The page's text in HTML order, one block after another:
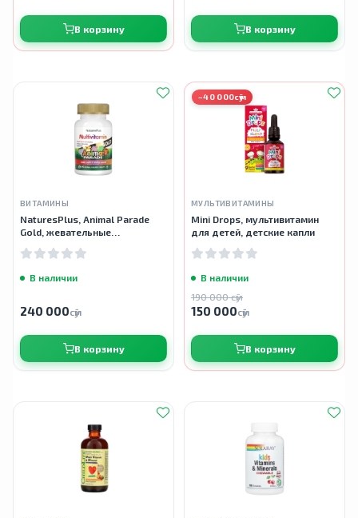
В корзину В корзину
ВИТАМИНЫ
NaturesPlus, Animal Parade
Gold, жевательные
ассорти, 60 таблеток
В наличии
240 000сӯм
В корзину
−40 000сӯм
МУЛЬТИВИТАМИНЫ
Mini Drops, мультивитамин
для детей, детские капли
В наличии
190 000 сӯм
150 000сӯм
В корзину